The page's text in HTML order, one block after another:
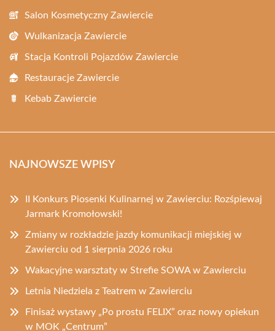
Salon Kosmetyczny Zawiercie
Wulkanizacja Zawiercie
Stacja Kontroli Pojazdów Zawiercie
Restauracje Zawiercie
Kebab Zawiercie
NAJNOWSZE WPISY
II Konkurs Piosenki Kulinarnej w Zawierciu: Rozśpiewaj
Jarmark Kromołowski!
Zmiany w rozkładzie jazdy komunikacji miejskiej w
Zawierciu od 1 sierpnia 2026 roku
Wakacyjne warsztaty w Strefie SOWA w Zawierciu
Letnia Niedziela z Teatrem w Zawierciu
Finisaż wystawy „Po prostu FELIX” oraz nowy opiekun
w MOK „Centrum”